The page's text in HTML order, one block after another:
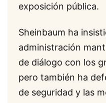
exposición pública.
Sheinbaum ha
administración
de diálogo con los
pero también ha
de seguridad y las